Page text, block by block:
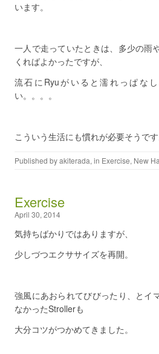
います。
一人で走っていたときは、多少の雨
くればよかったですが、
流石にRyuがいると濡れっぱな
い。。。。
こういう生活にも慣れが必要そうです
Published byakiterada, in Exercise, New
Exercise
April 30, 2014
気持ちばかりではありますが、
少しづつエクササイズを再開。
強風にあおられてびびったり、とイ
なかったStrollerも
大分コツがつかめてきました。